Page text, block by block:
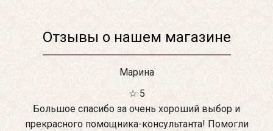
Отзывы о нашем магазине
Марина
☆ 5
Большое спасибо за очень хороший выбор и
прекрасного помощника-консультанта! Помогли